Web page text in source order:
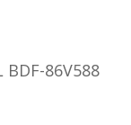
86V588